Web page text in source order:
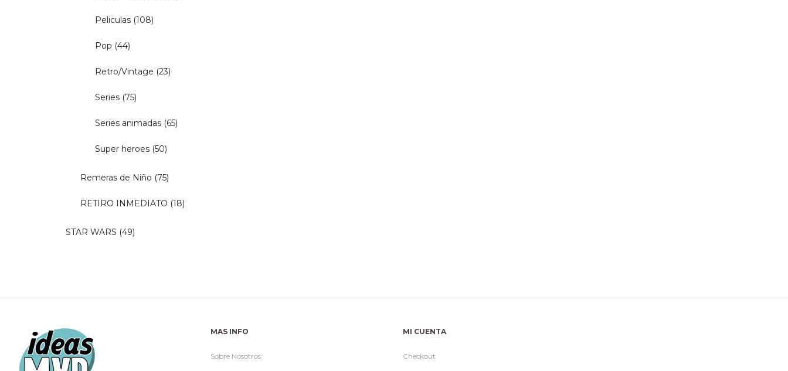
Peliculas (108)
Pop (44)
Retro/Vintage (23)
Series (75)
Series animadas (65)
Super heroes (50)
Remeras de Niño (75)
RETIRO INMEDIATO (18)
STAR WARS (49)
MAS INFO
Sobre Nosotros
MI CUENTA
Checkout